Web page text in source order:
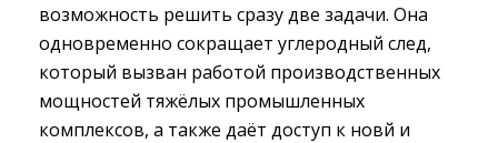
возможность решить сразу две задачи. Она
одновременно сокращает углеродный след,
который вызван работой производственных
мощностей тяжёлых промышленных
комплексов, а также даёт доступ к новй и